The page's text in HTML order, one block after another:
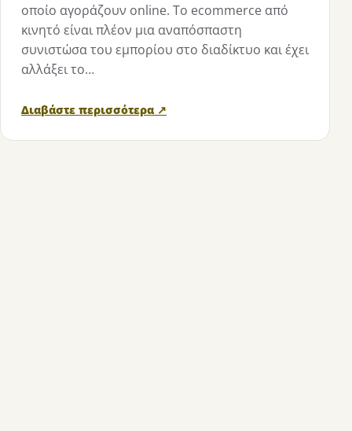
οποίο αγοράζουν online. Το ecommerce από
κινητό είναι πλέον μια αναπόσπαστη
συνιστώσα του εμπορίου στο διαδίκτυο και έχει
αλλάξει το…
Διαβάστε περισσότερα ↗